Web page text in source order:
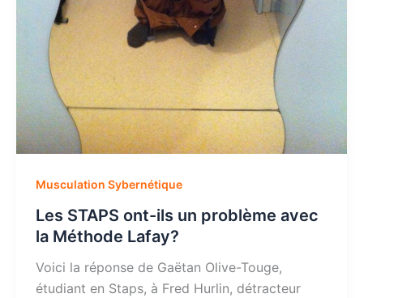
Musculation Sybernétique
Les STAPS ont-ils un problème avec
la Méthode Lafay?
Voici la réponse de Gaëtan Olive-Touge,
étudiant en Staps, à Fred Hurlin, détracteur